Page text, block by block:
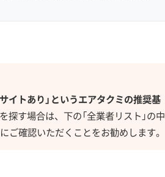
サイトあり」というエアタクミの推奨基
探す場合は、下の「全業者リスト」の中
ご確認いただくことをお勧めします。